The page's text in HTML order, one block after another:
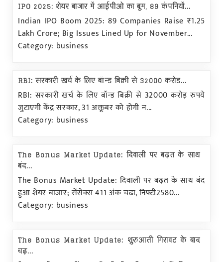
IPO 2025: शेयर बाजार में आईपीओ का बूम, 89 कंपनियों...
Indian IPO Boom 2025: 89 Companies Raise ₹1.25
Lakh Crore; Big Issues Lined Up for November...
Category: business
RBI: सरकारी खर्च के लिए बॉन्ड बिक्री से 32000 करोड...
RBI: सरकारी खर्च के लिए बॉन्ड बिक्री से 32000 करोड़ रुपये
जुटाएगी केंद्र सरकार, 31 अक्तूबर को होगी न...
Category: business
The Bonus Market Update: दिवाली पर बढ़त के साथ
बंद...
The Bonus Market Update: दिवाली पर बढ़त के साथ बंद
हुआ शेयर बाजार; सेंसेक्स 411 अंक चढ़ा, निफ्टी2580...
Category: business
The Bonus Market Update: शुरुआती गिरावट के बाद
चढ़...